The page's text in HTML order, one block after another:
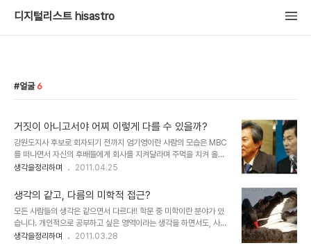
디지털리스트 hisastro
얼굴 6
거짓이 아니고서야 어찌 이렇게 다를 수 있을까?
강원도지사 후보로 회자되기 전까지 엄기영이란 사람의 모습은 MBC
를 떠나면서 자신의 후배들에게 회사를 지켜달라며 주먹을 치켜 올리
던 모습으로 남아 있었습니다. 그러나 그의 그러했던 모습은 이제 아련
모습인지 알 수 없지만, 확연히 그의 옛 모습과 지금의 얼굴은 분명 어
딘가 달라 보이는 건 어쩔 수가 없습니다. 그것이 생각에 따라 그렇게
보게 되는 것인지도 모를 일이겠지만, 적어도 "어처구니 없는 일이 아
닐 수 없다"는 특유의 멘트로 일갈하며 나름 비평적이고 옳고 그름의
정의를 전파함으로써 공감을 얻었던 모습은 이제 더이상 아니라는 아
생각을정리하며 2011.04.25
생각의 같고, 다름의 미학적 접근?
모든 사람들의 생각은 같으면서 다르다!! 학문 중 미학이란 분야가 있
습니다. 개인적으로 공부하고 싶은 영역이라는 생각을 하면서도, 사실
어떻게 접근해야 할지 알 수 없어 생각만으로 지금껏 겉도는 느낌입니
생각을정리하며 2011.03.28